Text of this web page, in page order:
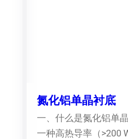
氮化铝单晶衬底
一、什么是氮化铝单
一种高热导率（>200